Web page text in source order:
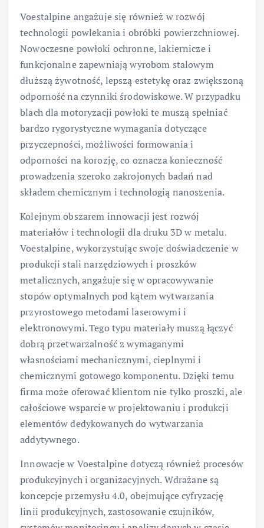
Voestalpine angażuje się również w rozwój
technologii powlekania i obróbki powierzchniowej.
Nowoczesne powłoki ochronne, lakiernicze i
funkcjonalne zapewniają wyrobom stalowym
dłuższą żywotność, lepszą estetykę oraz zwiększoną
odporność na czynniki środowiskowe. W przypadku
blach dla motoryzacji powłoki te muszą spełniać
bardzo rygorystyczne wymagania dotyczące
przyczepności, możliwości formowania i
odporności na korozję, co oznacza konieczność
prowadzenia szeroko zakrojonych badań nad
składem chemicznym i technologią nanoszenia.
Kolejnym obszarem innowacji jest rozwój
materiałów i technologii dla druku 3D w metalu.
Voestalpine, wykorzystując swoje doświadczenie w
produkcji stali narzędziowych i proszków
metalicznych, angażuje się w opracowywanie
stopów optymalnych pod kątem wytwarzania
przyrostowego metodami laserowymi i
elektronowymi. Tego typu materiały muszą łączyć
dobrą przetwarzalność z wymaganymi
własnościami mechanicznymi, cieplnymi i
chemicznymi gotowego komponentu. Dzięki temu
firma może oferować klientom nie tylko proszki, ale
całościowe wsparcie w projektowaniu i produkcji
elementów dedykowanych do wytwarzania
addytywnego.
Innowacje w Voestalpine dotyczą również procesów
produkcyjnych i organizacyjnych. Wdrażane są
koncepcje przemysłu 4.0, obejmujące cyfryzację
linii produkcyjnych, zastosowanie czujników,